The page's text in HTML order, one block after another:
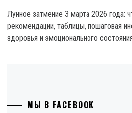
Лунное затмение 3 марта 2026 года:
рекомендации, таблицы, пошаговая
здоровья и эмоционального состояния
МЫ В FACEBOOK